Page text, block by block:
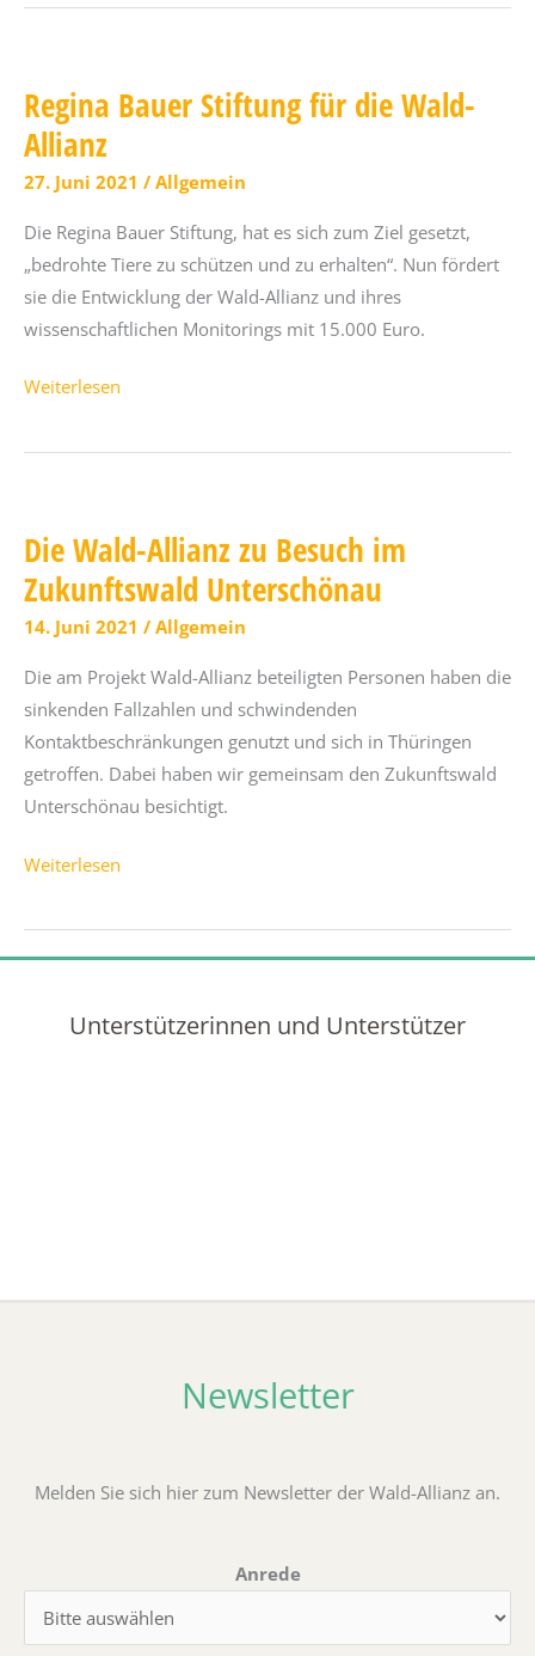
nicht
Regina Bauer Stiftung für die Wald-
Allianz
27. Juni 2021 / Allgemein
Die Regina Bauer Stiftung, hat es sich zum Ziel gesetzt,
„bedrohte Tiere zu schützen und zu erhalten“. Nun fördert
sie die Entwicklung der Wald-Allianz und ihres
wissenschaftlichen Monitorings mit 15.000 Euro.
Regina
Stiftung
Wald-
Allianz
Weiterlesen
Die Wald-Allianz zu Besuch im
Zukunftswald Unterschönau
14. Juni 2021 / Allgemein
Die am Projekt Wald-Allianz beteiligten Personen haben die
sinkenden Fallzahlen und schwindenden
Kontaktbeschränkungen genutzt und sich in Thüringen
getroffen. Dabei haben wir gemeinsam den Zukunftswald
Unterschönau besichtigt.
Die
Allianz
zu
Weiterlesen
Unterstützerinnen und Unterstützer
Newsletter
Melden Sie sich hier zum Newsletter der Wald-Allianz an.
Anrede